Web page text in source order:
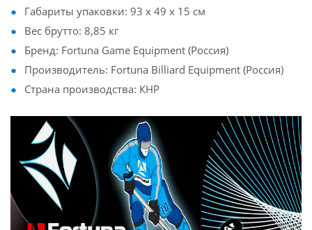
Габариты упаковки: 93 х 49 х 15 см
Вес брутто: 8,85 кг
Бренд: Fortuna Game Equipment (Россия)
Производитель: Fortuna Billiard Equipment (Россия)
Страна производства: КНР